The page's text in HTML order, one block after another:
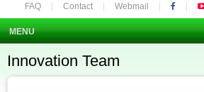
FAQ Contact Webmail
MENU
Innovation Team